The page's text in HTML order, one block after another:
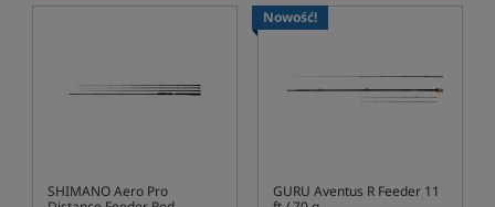
SHIMANO Aero Pro
Nowość!
GURU Aventus R Feeder 11